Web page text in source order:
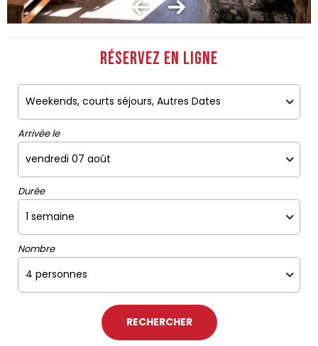
Réservez en ligne
Arrivée le
Durée
Nombre